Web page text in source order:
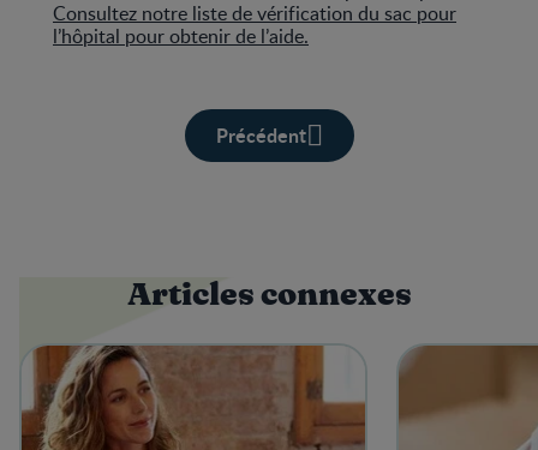
Consultez notre liste de vérification du sac pour
l’hôpital pour obtenir de l’aide.
Précédent
Articles connexes